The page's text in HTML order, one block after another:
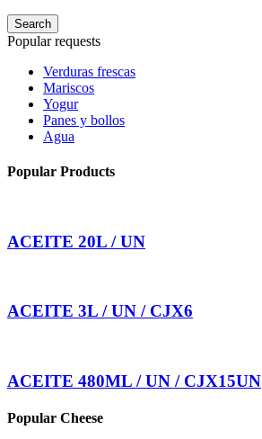
Search
Popular requests
Verduras frescas
Mariscos
Yogur
Panes y bollos
Agua
Popular Products
ACEITE 20L / UN
ACEITE 3L / UN / CJX6
ACEITE 480ML / UN / CJX15UN
Popular Cheese